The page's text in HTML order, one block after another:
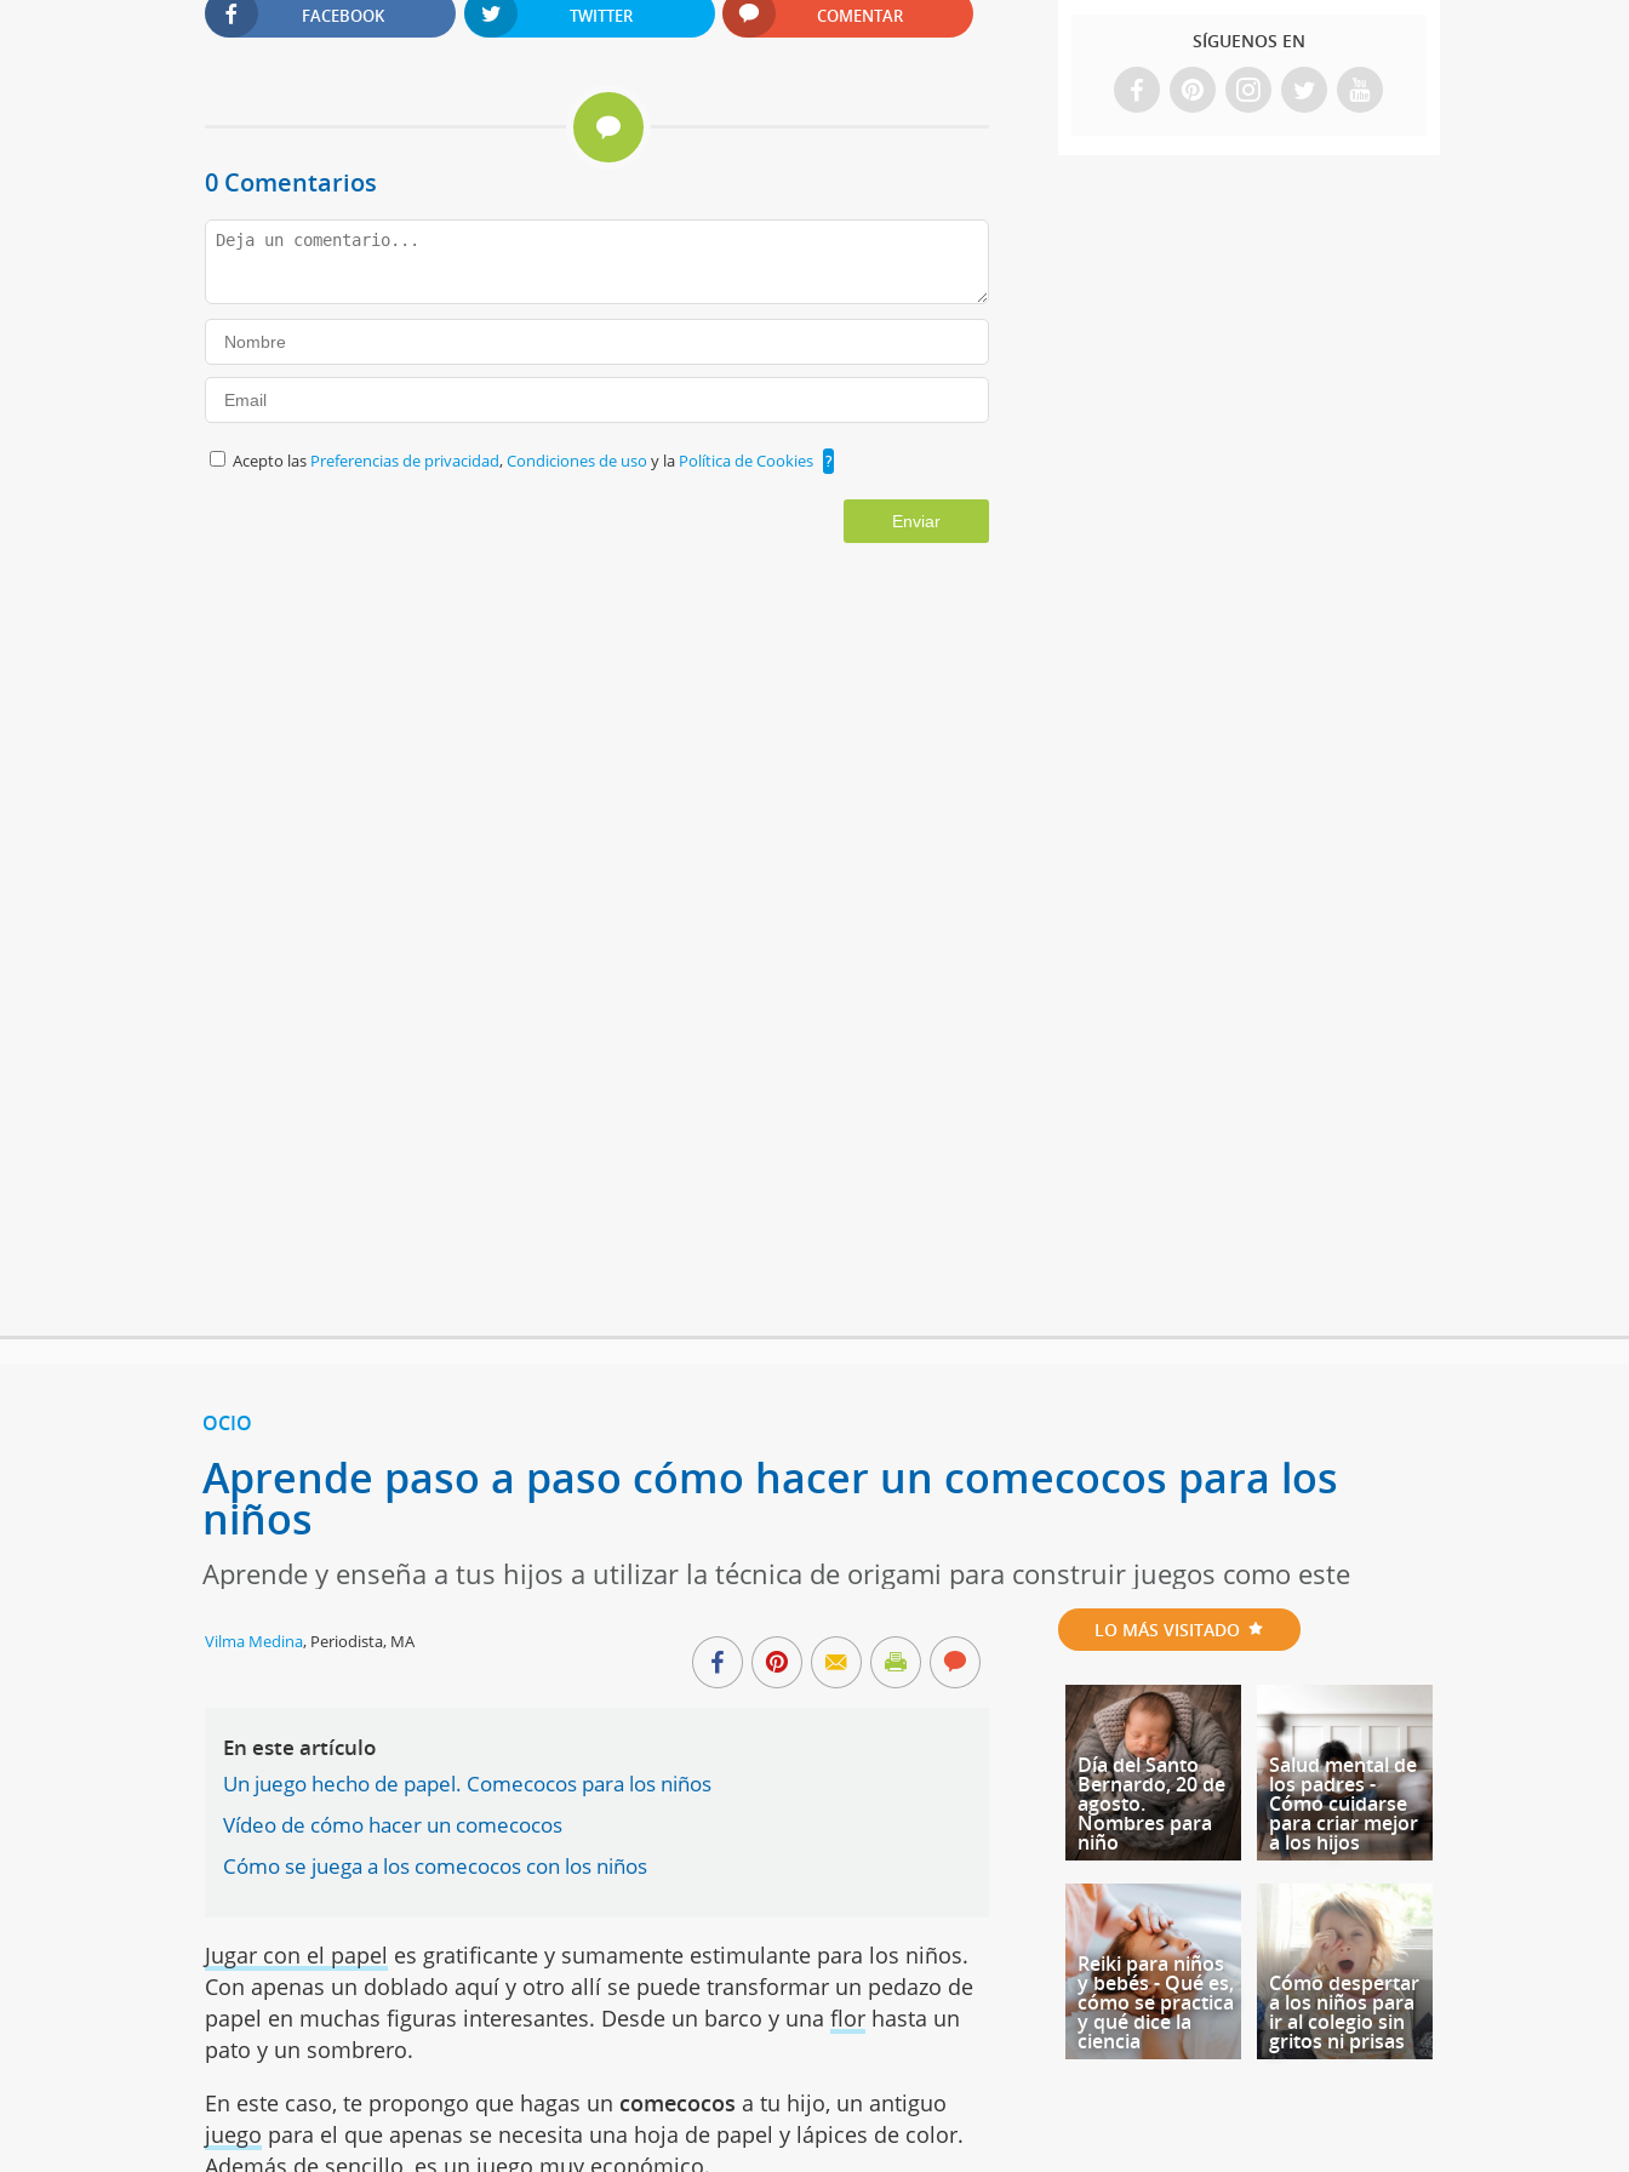
FACEBOOK TWITTER COMENTAR
0 Comentarios
Acepto las Preferencias de privacidad,Condiciones de usoy la Política de Cookies ?
Enviar
SÍGUENOS EN
OCIO
Aprende paso a paso cómo hacer un comecocos para los
niños
Aprende y enseña a tus hijos a utilizar la técnica de origami para construir juegos como este
Vilma Medina, Periodista, MA
En este artículo
Un juego hecho de papel. Comecocos para los niños
Vídeo de cómo hacer un comecocos
Cómo se juega a los comecocos con los niños
Jugar con el papel es gratificante y sumamente estimulante para los niños.
Con apenas un doblado aquí y otro allí se puede transformar un pedazo de
papel en muchas figuras interesantes. Desde un barco y unaflor hasta un
pato y un sombrero.
En este caso, te propongo que hagas un comecocos a tu hijo, un antiguo
juego para el que apenas se necesita una hoja de papel y lápices de color.
Además de sencillo, es un juego muy económico.
LO MÁS VISITADO
Día del Santo
Bernardo, 20 de
agosto.
Nombres para
niño
Salud mental de
los padres -
Cómo cuidarse
para criar mejor
a los hijos
Reiki para niños
y bebés - Qué es,
cómo se practica
y qué dice la
ciencia
Cómo despertar
a los niños para
ir al colegio sin
gritos ni prisas